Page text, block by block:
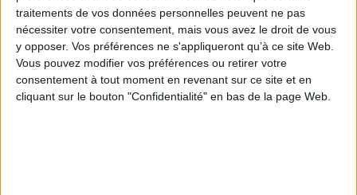
traitements de vos données personnelles peuvent ne pas
nécessiter votre consentement, mais vous avez le droit de vous
y opposer. Vos préférences ne s'appliqueront qu’à ce site Web.
Vous pouvez modifier vos préférences ou retirer votre
consentement à tout moment en revenant sur ce site et en
cliquant sur le bouton "Confidentialité" en bas de la page Web.
Votre société *
Fonction*